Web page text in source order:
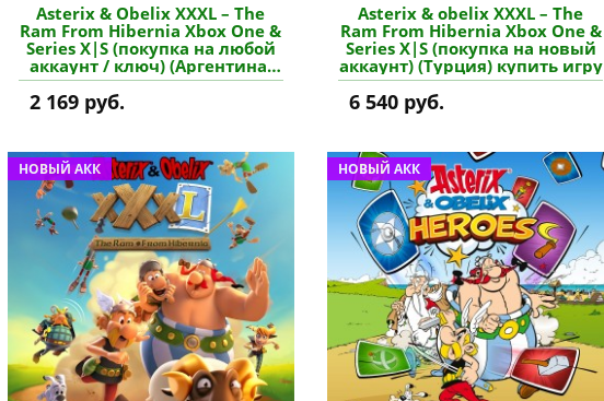
Asterix & Obelix XXXL – The
Ram From Hibernia Xbox One &
Series X|S (покупка на любой
аккаунт / ключ) (Аргентина)
купить игру
2 169 руб.
Asterix & obelix XXXL – The
Ram From Hibernia Xbox One &
Series X|S (покупка на новый
аккаунт) (Турция) купить игру
6 540 руб.
НОВЫЙ АКК НОВЫЙ АКК